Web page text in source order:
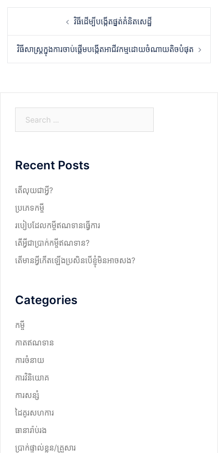
navigation
វិធីដើម្បីបង្កើតផ្នត់គំនិតសេដ្ឋី
វិធីសាស្ត្រក្នុងការចាប់ផ្តើមបង្កើតអាជីវកម្មដោយចំណាយតិចបំផុត
c
Recent Posts
តើលុយជាអ្វី?
ប្រភេទកម្ចី
របៀបដែលកម្ចីឥណទានធ្វើការ
តើអ្វីជាប្រាក់កម្ចីឥណទាន?
តើមានអ្វីកើតឡើងប្រសិនបើខ្ញុំមិនអាចសង?
Categories
កម្ចី
កាតឥណទាន
ការចំនាយ
ការវិនិយោគ
ការសន្សំ
ដៃគូរសហការ
ធានារ៉ាប់រង
ប្រាក់ផ្ទាល់ខ្លួន/គ្រួសារ